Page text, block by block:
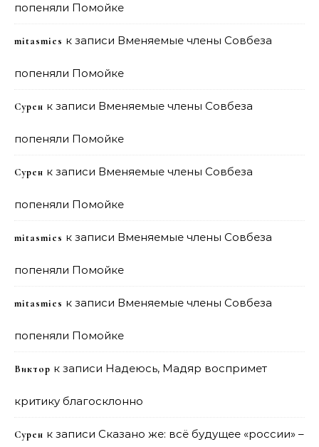
попеняли Помойке
mitasmies к записи Вменяемые члены Совбеза
попеняли Помойке
Сурен к записи Вменяемые члены Совбеза
попеняли Помойке
Сурен к записи Вменяемые члены Совбеза
попеняли Помойке
mitasmies к записи Вменяемые члены Совбеза
попеняли Помойке
mitasmies к записи Вменяемые члены Совбеза
попеняли Помойке
Виктор к записи Надеюсь, Мадяр воспримет
критику благосклонно
Сурен к записи Сказано же: всё будущее «россии» –